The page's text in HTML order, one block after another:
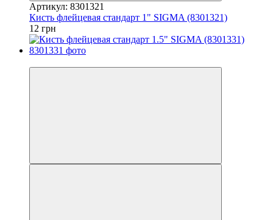
Артикул: 8301321
Кисть флейцевая стандарт 1" SIGMA (8301321)
12 грн